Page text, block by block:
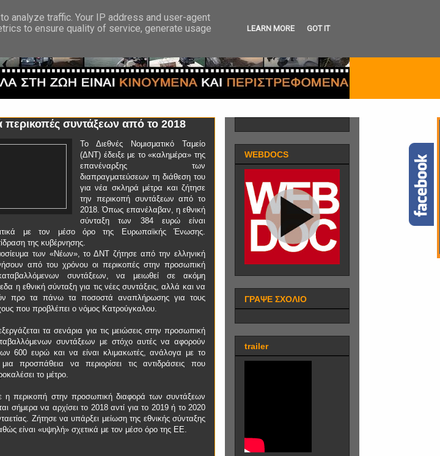
περικοπές συντάξεων από το 2018
Το Διεθνές Νομισματικό Ταμείο
(ΔΝΤ) έδειξε με το «καλημέρα» της
επανέναρξης των
διαπραγματεύσεων τη διάθεση του
για νέα σκληρά μέτρα και ζήτησε
την περικοπή συντάξεων από το
2018. Όπως επανέλαβαν, η εθνική
σύνταξη των 384 ευρώ είναι
με τον μέσο όρο της Ευρωπαϊκής Ένωσης.
της κυβέρνησης.
των «Νέων», το ΔΝΤ ζήτησε από την ελληνική
από του χρόνου οι περικοπές στην προσωπική
συντάξεων, να μειωθεί σε ακόμη
η εθνική σύνταξη για τις νέες συντάξεις, αλλά και να
προ τα πάνω τα ποσοστά αναπλήρωσης για τους
που προβλέπει ο νόμος Κατρούγκαλου.
τα σενάρια για τις μειώσεις στην προσωπική
συντάξεων με στόχο αυτές να αφορούν
600 ευρώ και να είναι κλιμακωτές, ανάλογα με το
προσπάθεια να περιορίσει τις αντιδράσεις που
το μέτρο.
η περικοπή στην προσωπική διαφορά των συντάξεων
σήμερα να αρχίσει το 2018 αντί για το 2019 ή το 2020
Ζήτησε να υπάρξει μείωση της εθνικής σύνταξης
είναι «υψηλή» σχετικά με τον μέσο όρο της ΕΕ.
WEBDOCS
ΓΡΑΨΕ ΣΧΟΛΙΟ
trailer
analyze traffic. Your IP address and user-agent
to ensure quality of service, generate usage
LEARN MORE GOT IT